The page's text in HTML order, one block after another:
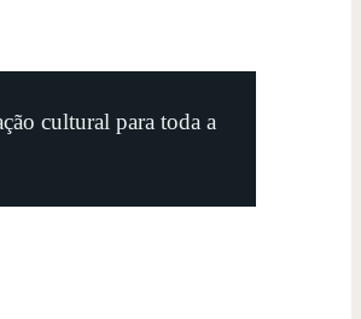
cultural para toda a